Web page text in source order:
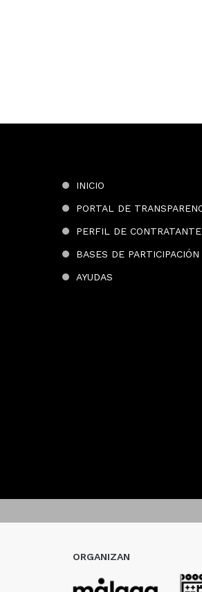
INICIO
PORTAL DE
PERFIL DE CONTRATANTE
BASES DE PARTICIPACIÓN
AYUDAS
ORGANIZAN